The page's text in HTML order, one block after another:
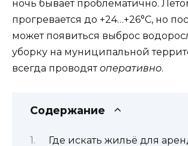
ночь бывает проблематично.
прогревается до +24…+26°C, но
может появиться выброс
уборку на муниципальной
всегда проводятоперативно.
Содержание
Где искать жильё для